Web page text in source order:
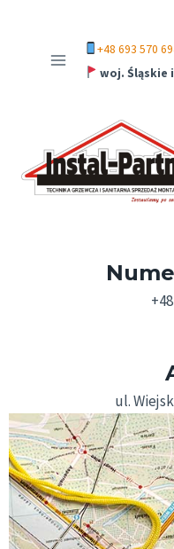
+48 693 570
woj. Śląskie
ul.